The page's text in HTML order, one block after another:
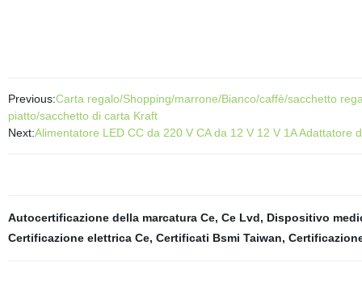
Previous:Carta regalo/Shopping/marrone/Bianco/caffè/sacchetto
piatto/sacchetto di carta Kraft
Next:Alimentatore LED CC da 220 V CA da 12 V 12 V 1A Adattatore
Autocertificazione della marcatura Ce, Ce Lvd, Dispositivo
Certificazione elettrica Ce, Certificati Bsmi Taiwan,